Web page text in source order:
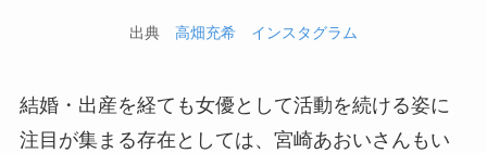
出典 高畑充希 インスタグラム
結婚・出産を経ても女優として活動を続ける姿に
注目が集まる存在としては、宮崎あおいさんもい